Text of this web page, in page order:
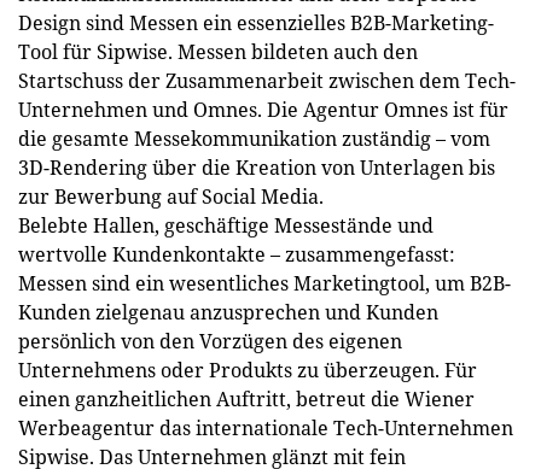
Design sind Messen ein essenzielles B2B-Marketing-
Tool für Sipwise. Messen bildeten auch den
Startschuss der Zusammenarbeit zwischen dem Tech-
Unternehmen und Omnes. Die Agentur Omnes ist für
die gesamte Messekommunikation zuständig – vom
3D-Rendering über die Kreation von Unterlagen bis
zur Bewerbung auf Social Media.
Belebte Hallen, geschäftige Messestände und
wertvolle Kundenkontakte – zusammengefasst:
Messen sind ein wesentliches Marketingtool, um B2B-
Kunden zielgenau anzusprechen und Kunden
persönlich von den Vorzügen des eigenen
Unternehmens oder Produkts zu überzeugen. Für
einen ganzheitlichen Auftritt, betreut die Wiener
Werbeagentur das internationale Tech-Unternehmen
Sipwise. Das Unternehmen glänzt mit fein